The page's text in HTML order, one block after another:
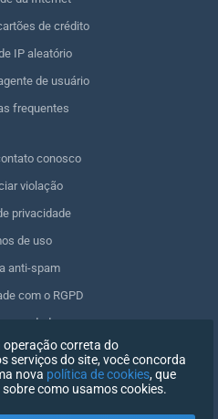
de crédito
IP aleatório
de usuário
frequentes
conosco
violação
privacidade
de uso
anti-spam
com o RGPD
dados
operação correta do
serviços do site, você concorda
nova política de cookies, que
como usamos cookies.